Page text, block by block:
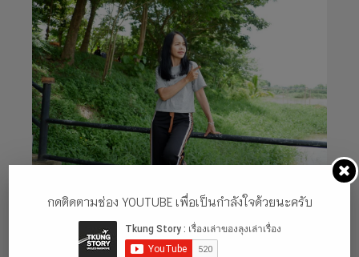
กดติดตามช่อง YOUTUBE เพื่อเป็นกำลังใจด้วยนะครับ